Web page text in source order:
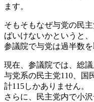
ます。
そもそもなぜ与党の民
ばいけないかというと、
参議院で与党は過半数
現在、参議院では、総議
与党系の民主党110、国
計115しかありません。
さらに、民主党内で小